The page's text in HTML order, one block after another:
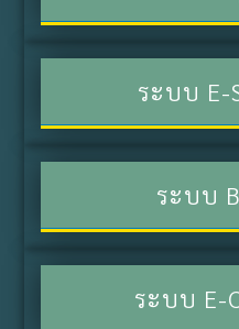
ระบบ E-
ระบบ
ระบบ E-